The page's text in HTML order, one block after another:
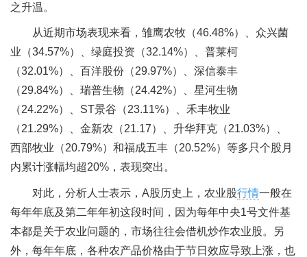
之升温。
从近期市场表现来看，雏鹰农牧（46.48%）、众兴菌
业（34.57%）、绿庭投资（32.14%）、普莱柯
（32.01%）、百洋股份（29.97%）、深信泰丰
（29.84%）、瑞普生物（24.42%）、星河生物
（24.22%）、ST景谷（23.11%）、禾丰牧业
（21.29%）、金新农（21.17）、升华拜克（21.03%）、
西部牧业（20.79%）和福成五丰（20.52%）等多只个股月
内累计涨幅均超20%，表现突出。
对此，分析人士表示，A股历史上，农业股行情一般在
每年年底及第二年年初这段时间，因为每年中央1号文件基
本都是关于农业问题的，市场往往会借机炒作农业股。另
外，每年年底，各种农产品价格由于节日效应导致上涨，也